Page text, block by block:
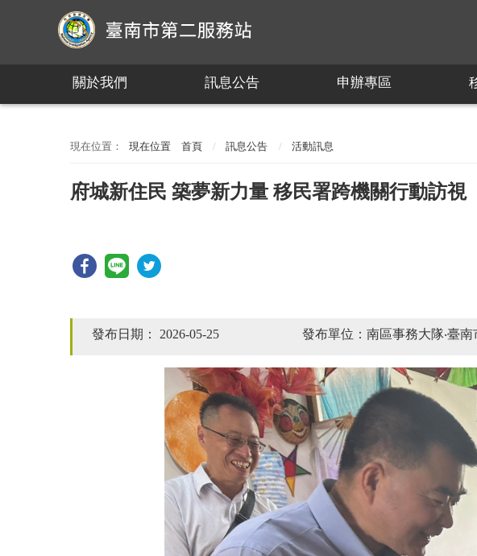
關於我們 訊息公告 申辦專區
現在位置 首頁 訊息公告 活動訊息
府城新住民 築夢新力量 移民署跨機關行動訪視
發布日期： 2026-05-25 發布單位：南區事務大隊‧臺